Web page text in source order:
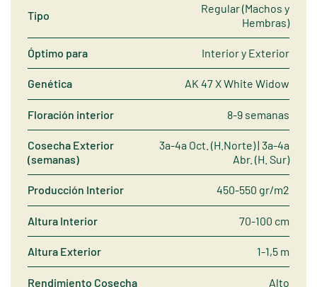
Tipo
Regular (Machos y
Hembras)
Óptimo para Interior y Exterior
Genética AK 47 X White Widow
Floración interior 8-9 semanas
Cosecha Exterior
(semanas)
3a-4a Oct. (H.Norte) | 3a-4a
Abr. (H. Sur)
Producción Interior 450-550 gr/m2
Altura Interior 70-100 cm
Altura Exterior 1-1,5 m
Rendimiento Cosecha Alto